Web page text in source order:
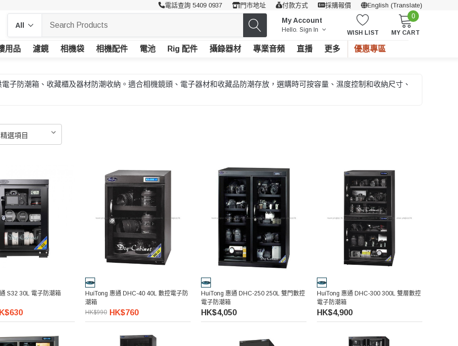
電話查詢 5409 0937 門市地址 付款方式 採購報價 English (Translate)
My Account
Hello. Sign In WISH LIST
0
MY CART
用品 濾鏡 相機袋 相機配件 電池 Rig 配件 攝錄器材 專業音頻 直播 更多 優惠專區
子防潮箱、收藏櫃及器材防潮收納。適合相機鏡頭、電子器材和收藏品防潮存放，選購時可按容量、濕度控制和收納尺寸、
S32 30L 電子防潮箱
HuiTong 惠通 DHC-40 40L 數控電子防
潮箱
HK$990 HK$760
HuiTong 惠通 DHC-250 250L 雙門數控
電子防潮箱
HK$4,050
HuiTong 惠通 DHC-300 300L 雙層數控
電子防潮箱
HK$4,900